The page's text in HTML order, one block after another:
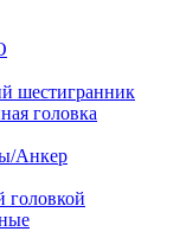
шестигранник
головка
Анкер
головкой